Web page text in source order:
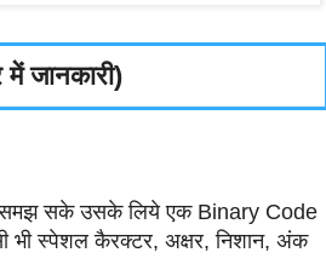
में जानकारी)
समझ सके उसके लिये एक Binary Code
भी स्पेशल कैरक्टर, अक्षर, निशान, अंक